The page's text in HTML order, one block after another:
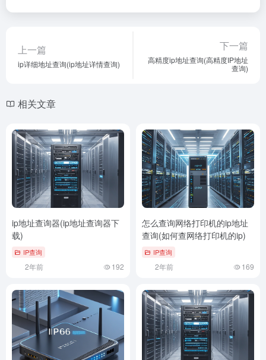
上一篇
ip详细地址查询(ip地址详情查询)
下一篇
高精度ip地址查询(高精度IP地址
查询)
相关文章
ip地址查询器(ip地址查询器下
载)
IP查询
2年前 192
怎么查询网络打印机的ip地址
查询(如何查网络打印机的ip)
IP查询
2年前 169